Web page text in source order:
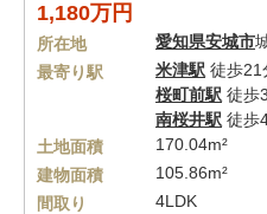
1,180万円
所在地 愛知県安城市
最寄り駅
米津駅 徒歩21
桜町前駅 徒歩
南桜井駅 徒歩
土地面積
170.04m²
建物面積
105.86m²
間取り
4LDK